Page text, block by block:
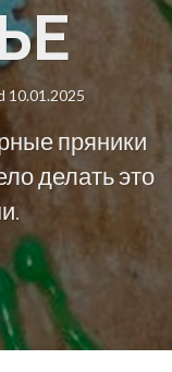
10.01.2025
пряники
делать это